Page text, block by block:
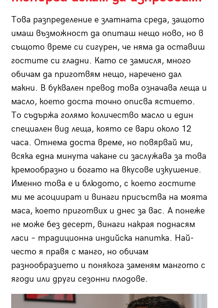
Това разпределение е златната среда, защото
имаш възможност да опиташ нещо ново, но в
същото време си сигурен, че няма да оставиш
гостите си гладни. Като се замисля, много
обичам да приготвям нещо, наречено дал
макни. В буквален превод това означава леща и
масло, което доста точно описва ястието.
То съдържа голямо количество масло и един
специален вид леща, която се вари около 12
часа. Отнема доста време, но повярвай ми,
всяка една минута чакане си заслужава за това
кремообразно и богато на вкусове изкушение.
Именно това е и блюдото, с което гостите
ми ме асоциират и винаги присъства на моята
маса, което приготвих и днес за вас. А понеже
не може без десерт, винаги накрая поднасям
ласи – традиционна индийска напитка. Най-
често я правя с манго, но обичам
разнообразието и понякога заменям мангото с
ягоди или други сезонни плодове.